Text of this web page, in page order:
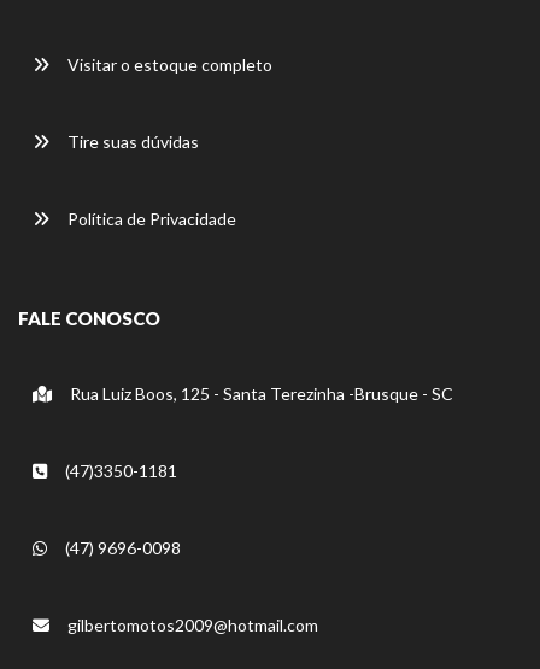
Visitar o estoque completo
Tire suas dúvidas
Política de Privacidade
FALE CONOSCO
Rua Luiz Boos, 125 - Santa Terezinha -Brusque - SC
(47)3350-1181
(47) 9696-0098
gilbertomotos2009@hotmail.com